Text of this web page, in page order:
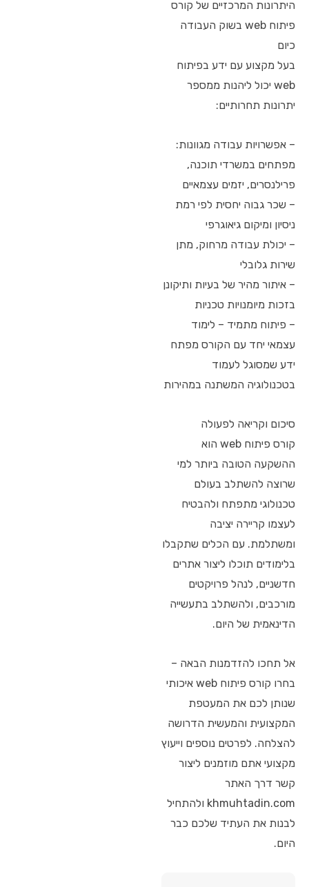
היתרונות המרכזיים של קורס
פיתוח web בשוק העבודה
כיום
בעל מקצוע עם ידע בפיתוח
web יכול ליהנות ממספר
יתרונות תחרותיים:
– אפשרויות עבודה מגוונות:
מפתחים במשרדי תוכנה,
פרילנסרים, יזמים עצמאיים
– שכר גבוה יחסית לפי רמת
ניסיון ומיקום גיאוגרפי
– יכולת עבודה מרחוק, מתן
שירות גלובלי
– איתור מהיר של בעיות ותיקונן
בזכות מיומנויות טכניות
– פיתוח מתמיד – לימוד
עצמאי יחד עם הקורס מפתח
ידע שמסוגל לעמוד
בטכנולוגיה המשתנה במהירות
סיכום וקריאה לפעולה
קורס פיתוח web הוא
ההשקעה הטובה ביותר למי
שרוצה להשתלב בעולם
טכנולוגי מתפתח ולהבטיח
לעצמו קריירה יציבה
ומשתלמת. עם הכלים שתקבלו
בלימודים תוכלו ליצור אתרים
חדשניים, לנהל פרויקטים
מורכבים, ולהשתלב בתעשייה
הדינאמית של היום.
אל תחכו להזדמנות הבאה –
בחרו קורס פיתוח web איכותי
שנותן לכם את המעטפת
המקצועית והמעשית הדרושה
להצלחה. לפרטים נוספים וייעוץ
מקצועי אתם מוזמנים ליצור
קשר דרך האתר
khmuhtadin.com ולהתחיל
לבנות את העתיד שלכם כבר
היום.